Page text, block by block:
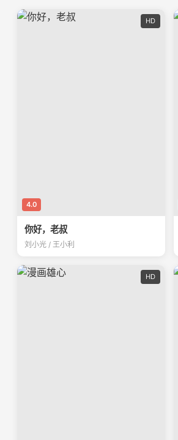
HD
4.0
你好，老叔
刘小光 / 王小利
HD